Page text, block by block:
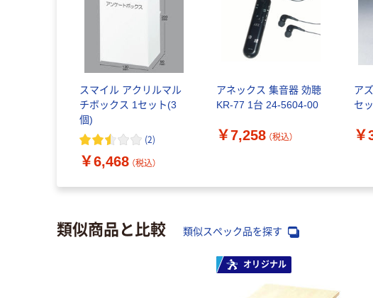
スマイル アクリルマル
チボックス 1セット(3
個)
(2)
￥6,468 （税込）
アネックス 集音器 効聴
KR-77 1台 24-5604-00
￥7,258 （税込）
ア
セ
￥
類似商品と比較 類似スペック品を探す
オリジナル